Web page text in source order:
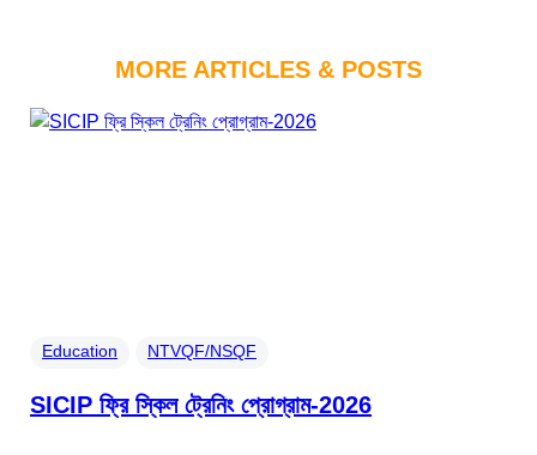
MORE ARTICLES & POSTS
Education NTVQF/NSQF
SICIP ফ্রি স্কিল ট্রেনিং প্রোগ্রাম-2026